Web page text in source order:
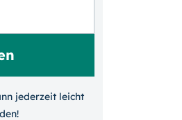
jeder­zeit leicht